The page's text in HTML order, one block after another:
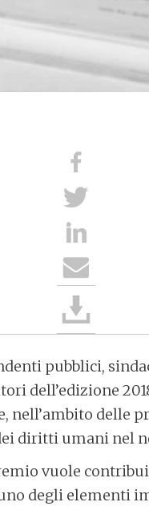
pubblici,
dell’edizione
nell’ambito delle
diritti umani nel
vuole
degli elementi